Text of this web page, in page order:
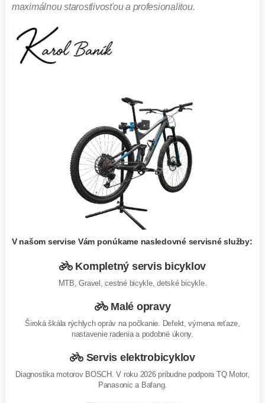
maximálnou starostlivosťou a profesionalitou.
V našom servise Vám ponúkame nasledovné servisné služby:
Kompletný servis bicyklov
MTB, Gravel, cestné bicykle, detské bicykle.
Malé opravy
Široká škála rýchlych opráv na počkanie. Defekt, výmena reťaze,
nastavenie radenia a podobné úkony.
Servis elektrobicyklov
Diagnostika motorov BOSCH. V roku 2026 pribudne podpora TQ Motor,
Panasonic a Bafang.